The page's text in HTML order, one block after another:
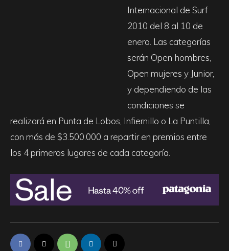
Internacional de Surf
2010 del 8 al 10 de
enero. Las categorías
serán Open hombres,
Open mujeres y Junior,
y dependiendo de las
condiciones se
realizará en Punta de Lobos, Infiernillo o La Puntilla,
con más de $3.500.000 a repartir en premios entre
los 4 primeros lugares de cada categoría.